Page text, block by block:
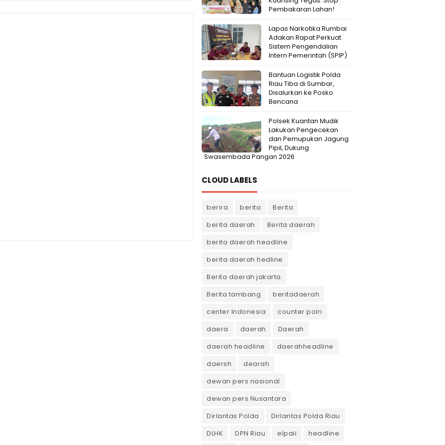
Pembakaran Lahan!
Lapas Narkotika Rumbai
Adakan Rapat Perkuat
Sistem Pengendalian
Intern Pemerintah (SPIP)
Bantuan Logistik Polda
Riau Tiba di Sumbar,
Disalurkan ke Posko
Bencana
Polsek Kuantan Mudik
Lakukan Pengecekan
dan Pemupukan Jagung
Pipil, Dukung
Swasembada Pangan 2026
CLOUD LABELS
berira berita
Berita
berita daerah
Berita daerah
berita daerah headline
berita daerah hedline
Berita daerah jakarta
Berita tambang
beritadaerah
center Indonesia
counter polri
daera
daerah
Daerah
daerah headline
daerahheadline
daersh
dearah
dewan pers nasional
dewan pers Nusantara
Dirlantas Polda
Dirlantas Polda Riau
DLHK
DPN Riau elpali headline